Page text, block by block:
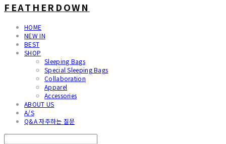
FEATHERDOWN
HOME
NEW IN
BEST
SHOP
Sleeping Bags
Special Sleeping Bags
Collaboration
Apparel
Accessories
ABOUT US
A/S
Q&A 자주하는 질문